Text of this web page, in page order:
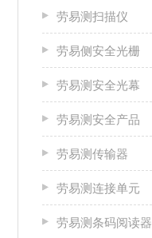
劳易测扫描仪
劳易侧安全光栅
劳易测安全光幕
劳易测安全产品
劳易测传输器
劳易测连接单元
劳易测条码阅读器